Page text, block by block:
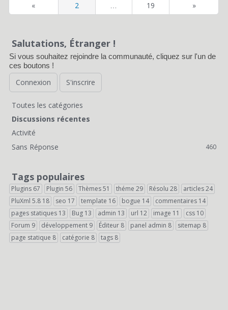
« 2 19 »
Salutations, Étranger !
Si vous souhaitez rejoindre la communauté, cliquez sur l'un de
ces boutons !
Connexion S'inscrire
L
i
e
n
s
r
a
p
Toutes les catégories
Discussions récentes
Activité
Sans Réponse
460
Tags populaires
Plugins 67 Plugin 56 Thèmes51 théme 29 Résolu 28 articles24
PluXml 5.8 18 seo 17 template 16 bogue 14 commentaires 14
pages statiques 13 Bug 13 admin 13 url 12 image 11 css 10
Forum 9 développement 9 Éditeur 8 panel admin 8 sitemap 8
page statique 8 catégorie 8 tags 8